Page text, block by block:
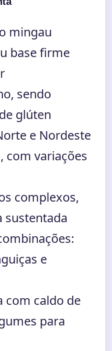
mingau
base firme
sendo
glúten
e Nordeste
com variações
complexos,
sustentada
e
com caldo de
para